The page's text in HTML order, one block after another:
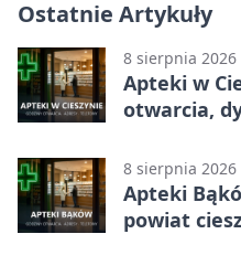
Ostatnie Artykuły
8 sierpnia 2026
Apteki w
otwarcia,
8 sierpnia 2026
Apteki
powiat